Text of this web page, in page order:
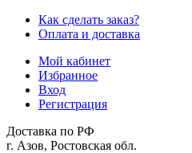
Как сделать заказ?
Оплата и доставка
Мой кабинет
Избранное
Вход
Регистрация
Доставка по РФ
г. Азов, Ростовская обл.